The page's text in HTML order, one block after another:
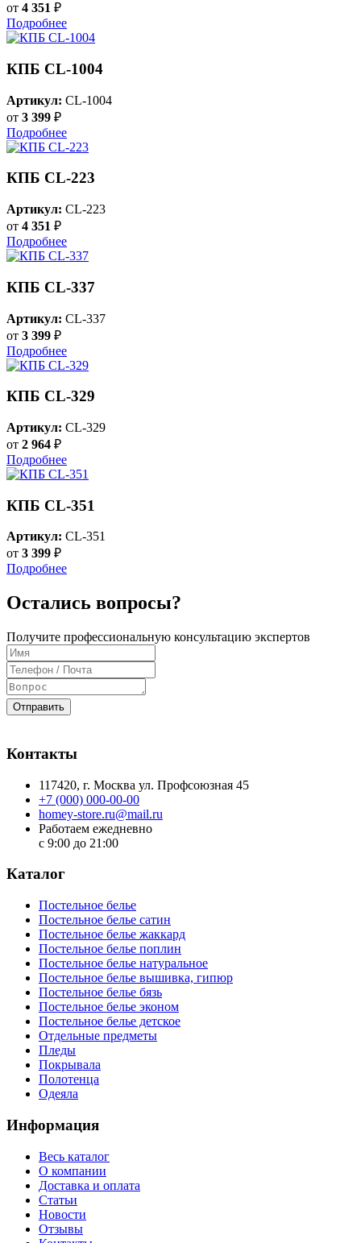
от 4 351 ₽
Подробнее
КПБ CL-1004
Артикул: CL-1004
от 3 399 ₽
Подробнее
КПБ CL-223
Артикул: CL-223
от 4 351 ₽
Подробнее
КПБ CL-337
Артикул: CL-337
от 3 399 ₽
Подробнее
КПБ CL-329
Артикул: CL-329
от 2 964 ₽
Подробнее
КПБ CL-351
Артикул: CL-351
от 3 399 ₽
Подробнее
Остались вопросы?
Получите профессиональную консультацию экспертов
Отправить
Контакты
117420, г. Москва ул. Профсоюзная 45
+7 (000) 000-00-00
homey-store.ru@mail.ru
Работаем ежедневно
с 9:00 до 21:00
Каталог
Постельное белье
Постельное белье сатин
Постельное белье жаккард
Постельное белье поплин
Постельное белье натуральное
Постельное белье вышивка, гипюр
Постельное белье бязь
Постельное белье эконом
Постельное белье детское
Отдельные предметы
Пледы
Покрывала
Полотенца
Одеяла
Информация
Весь каталог
О компании
Доставка и оплата
Статьи
Новости
Отзывы